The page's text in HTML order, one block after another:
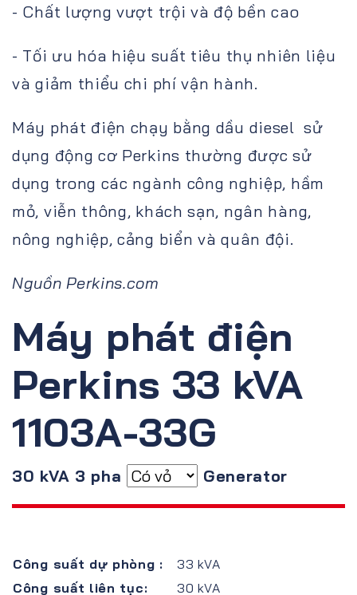
- Chất lượng vượt trội và độ bền cao
- Tối ưu hóa hiệu suất tiêu thụ nhiên liệu
và giảm thiểu chi phí vận hành.
Máy phát điện chạy bằng dầu diesel sử
dụng động cơ Perkins thường được sử
dụng trong các ngành công nghiệp, hầm
mỏ, viễn thông, khách sạn, ngân hàng,
nông nghiệp, cảng biển và quân đội.
Nguồn Perkins.com
Máy phát điện
Perkins 33 kVA
1103A-33G
30 kVA 3 pha Generator
Công suất dự phòng :
33 kVA
Công suất liên tục:
30 kVA